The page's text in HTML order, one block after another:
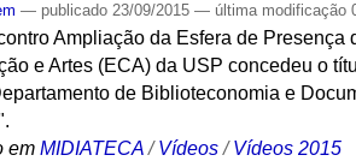
— publicado 23/09/2015— última modificação
Ampliação da Esfera de
e Artes (ECA) da USP concedeu o
de Biblioteconomia e
em MIDIATECA /Vídeos /Vídeos 2015